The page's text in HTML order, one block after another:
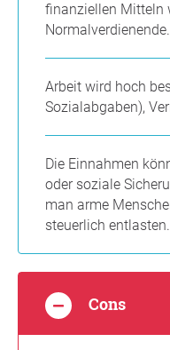
finanziellen Mitteln
Normalverdienende.
Arbeit wird hoch
Sozialabgaben),
Die Einnahmen
oder soziale
man arme
steuerlich entlasten.
Cons